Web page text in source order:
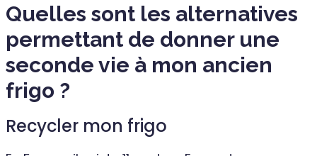
Quelles sont les alternatives
permettant de donner une
seconde vie à mon ancien
frigo ?
Recycler mon frigo